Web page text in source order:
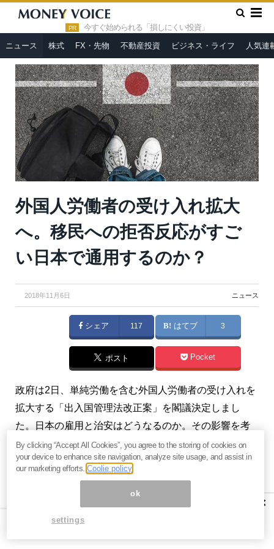
PR 今すぐ始められる「損しにくい投資」
ニュース 株式 FX・先物 不動産投資 ビジネス・ライフ 人気連
HOME » ニュース »
外国人労働者の受け入れ拡大へ。移民への
拒否反応がすごい日本で通用するのか？
外国人労働者の受け入れ拡大
へ。移民への拒否反応がすご
い日本で通用するのか？
2018年11月6日 ニュース
シェア 117 はてブ 3
ポスト Pocket
政府は2日、単純労働を含む外国人労働者の受け入れを
拡大する「出入国管理法改正案」を閣議決定しまし
た。日本の雇用と治安はどうなるのか。その影響を考
えます。（『らぽーる・マガジン』）
※本記事は、『らぽーる・マガジン
の一部抜粋です。ご興味を持たれた方はぜひこの機会
今月すべて無料のお試し購読をどうぞ。 ×
By clicking “Accept All Cookies”, you agree to the storing of cookies on
your device to enhance site navigation, analyze site usage, and assist in
our marketing efforts.Coolie policy
ok
settings